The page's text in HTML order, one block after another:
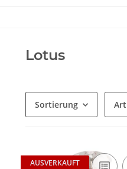
Lotus
Sortierung
AUSVERKAUFT